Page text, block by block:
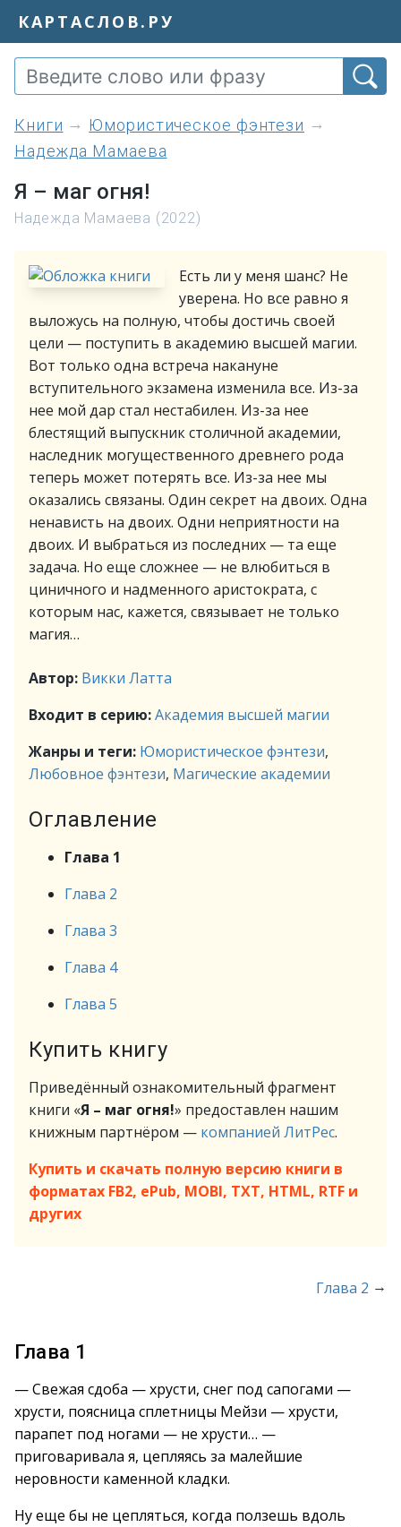
КАРТАСЛОВ.РУ
книги
Юмористическое фэнтези
Надежда Мамаева
Я – маг огня!
Надежда Мамаева (2022)
Есть ли у меня шанс? Не
уверена. Но все равно я
выложусь на полную, чтобы достичь своей
цели — поступить в академию высшей магии.
Вот только одна встреча накануне
вступительного экзамена изменила все. Из-за
нее мой дар стал нестабилен. Из-за нее
блестящий выпускник столичной академии,
наследник могущественного древнего рода
теперь может потерять все. Из-за нее мы
оказались связаны. Один секрет на двоих. Одна
ненависть на двоих. Одни неприятности на
двоих. И выбраться из последних — та еще
задача. Но еще сложнее — не влюбиться в
циничного и надменного аристократа, с
которым нас, кажется, связывает не только
магия…
Автор: Викки Латта
Входит в серию:Академия высшей магии
Жанры и теги: Юмористическое фэнтези,
Любовное фэнтези, Магические академии
Оглавление
Глава 1
Глава 2
Глава 3
Глава 4
Глава 5
Купить книгу
Приведённый ознакомительный фрагмент
книги «Я – маг огня!» предоставлен нашим
книжным партнёром — компанией ЛитРес.
Купить и скачать полную версию книги в
форматах FB2, ePub, MOBI, TXT, HTML, RTF и
других
Глава 2 →
Глава 1
— Свежая сдоба — хрусти, снег под сапогами —
хрусти, поясница сплетницы Мейзи — хрусти,
парапет под ногами — не хрусти… —
приговаривала я, цепляясь за малейшие
неровности каменной кладки.
Ну еще бы не цепляться, когда ползешь вдоль